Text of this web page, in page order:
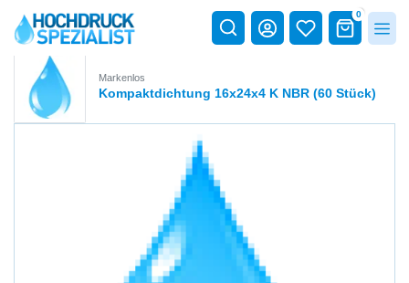
0
Markenlos
Kompaktdichtung 16x24x4 K NBR (60 Stück)